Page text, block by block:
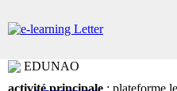
EDUNAO
activité principale : plateforme